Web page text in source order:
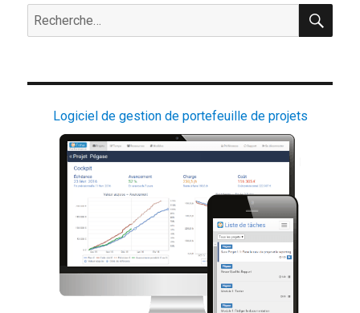
Recherche
pour :
Logiciel de gestion de portefeuille de projets